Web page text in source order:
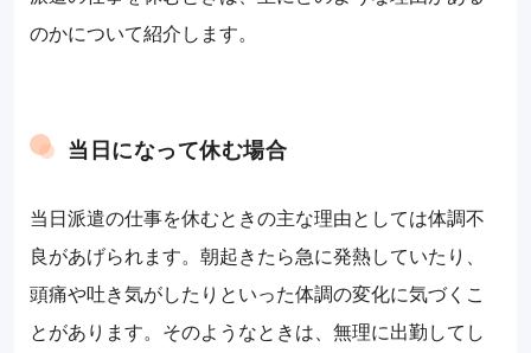
のかについて紹介します。
当日になって休む場合
当日派遣の仕事を休むときの主な理由としては体調不
良があげられます。朝起きたら急に発熱していたり、
頭痛や吐き気がしたりといった体調の変化に気づくこ
とがあります。そのようなときは、無理に出勤してし